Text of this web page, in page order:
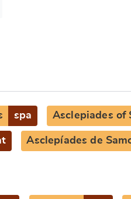
spa Asclepiades of
Asclepíades de